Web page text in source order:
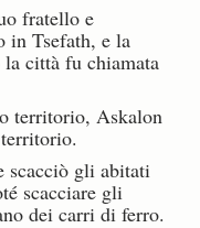
fratello e
in Tsefath, e la
città fu chiamata
territorio, Askalon
scacciò gli abitati
scacciare gli
dei carri di ferro.